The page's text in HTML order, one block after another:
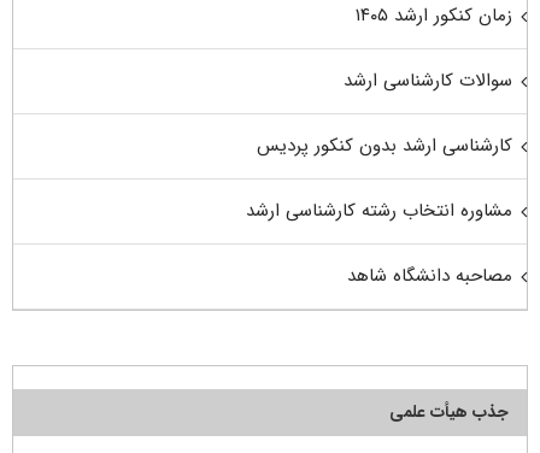
زمان کنکور ارشد ۱۴۰۵
سوالات کارشناسی ارشد
کارشناسی ارشد بدون کنکور پردیس
مشاوره انتخاب رشته کارشناسی ارشد
مصاحبه دانشگاه شاهد
جذب هیأت علمی